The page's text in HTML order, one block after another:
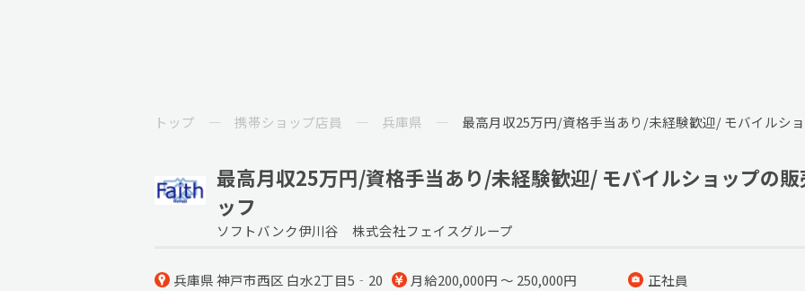
トップ 携帯ショップ店員 兵庫県 最高月収25万円/資格手当あり/未経験歓迎/ モバイルシ
最高月収25万円/資格手当あり/未経験歓迎/ モバイルショップの販
ッフ
ソフトバンク伊川谷 株式会社フェイスグループ
兵庫県 神戸市西区 白水2丁目5‐20 月給200,000円 ～ 250,000円 正社員